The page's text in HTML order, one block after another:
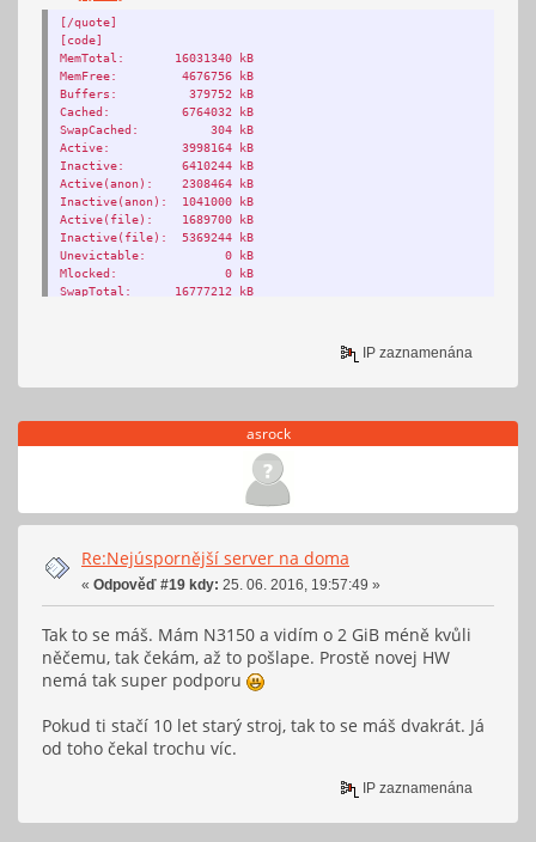
[/quote]
[code]
MemTotal: 16031340 kB
MemFree: 4676756 kB
Buffers: 379752 kB
Cached: 6764032 kB
SwapCached: 304 kB
Active: 3998164 kB
Inactive: 6410244 kB
Active(anon): 2308464 kB
Inactive(anon): 1041000 kB
Active(file): 1689700 kB
Inactive(file): 5369244 kB
Unevictable: 0 kB
Mlocked: 0 kB
SwapTotal: 16777212 kB
SReclaimable: 583000 kB
PageTables: 73696 kB
NFS_Unstable: 0 kB
Bounce: 0 kB
CommitLimit: 24792880 kB
Committed_AS: 5322676 kB
VmallocTotal: 34359738367 kB
VmallocChunk: 34359146524 kB
HardwareCorrupted: 0 kB
AnonHugePages: 2281472 kB
HugePages_Total: 0
HugePages_Rsvd: 0
HugePages_Surp: 0
Hugepagesize: 2048 kB
IP zaznamenána
asrock
Re:Nejúspornější server na doma
« Odpověď #19 kdy: 25. 06. 2016, 19:57:49 »
Tak to se máš. Mám N3150 a vidím o 2 GiB méně kvůli
něčemu, tak čekám, až to pošlape. Prostě novej HW
nemá tak super podporu
Pokud ti stačí 10 let starý stroj, tak to se máš dvakrát. Já
od toho čekal trochu víc.
IP zaznamenána